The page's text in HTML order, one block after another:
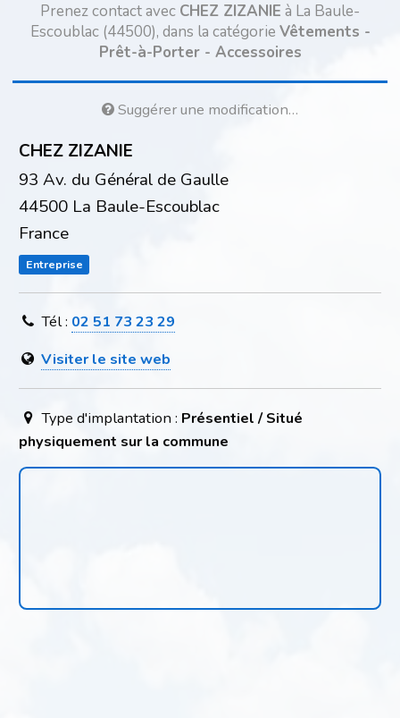
Prenez contact avec CHEZ ZIZANIE à La Baule-
Escoublac (44500), dans la catégorie Vêtements -
Prêt-à-Porter - Accessoires
Suggérer une modification…
CHEZ ZIZANIE
93 Av. du Général de Gaulle
44500 La Baule-Escoublac
France
Entreprise
Tél : 02 51 73 23 29
Visiter le site web
Type d'implantation : Présentiel / Situé
physiquement sur la commune